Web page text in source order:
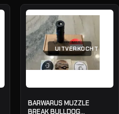
UITVERKOCHT
BARWARUS MUZZLE
BREAK BULLDOG